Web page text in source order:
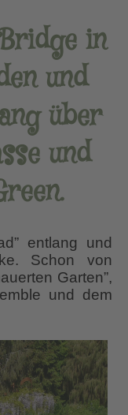
in
und
über
und
entlang und
Schon von
Garten”,
und dem